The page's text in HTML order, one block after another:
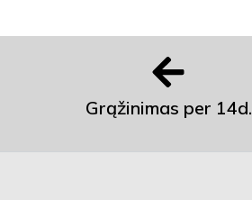
Grąžinimas per 14d.